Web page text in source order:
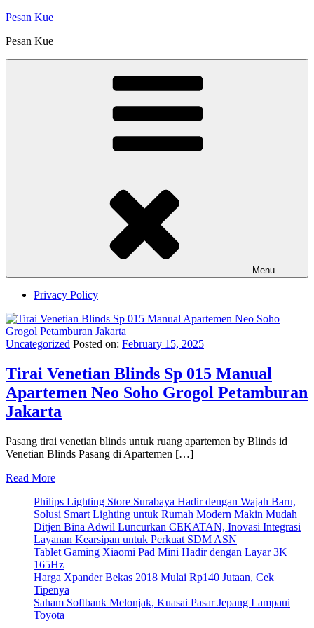
Skip
content
Pesan Kue
Pesan Kue
Menu
Privacy Policy
Uncategorized Posted on: February 15, 2025
Tirai Venetian Blinds Sp 015 Manual
Apartemen Neo Soho Grogol Petamburan
Jakarta
Pasang tirai venetian blinds untuk ruang apartemen by Blinds id
Venetian Blinds Pasang di Apartemen […]
Read More
Philips Lighting Store Surabaya Hadir dengan Wajah Baru,
Solusi Smart Lighting untuk Rumah Modern Makin Mudah
Ditjen Bina Adwil Luncurkan CEKATAN, Inovasi Integrasi
Layanan Kearsipan untuk Perkuat SDM ASN
Tablet Gaming Xiaomi Pad Mini Hadir dengan Layar 3K
165Hz
Harga Xpander Bekas 2018 Mulai Rp140 Jutaan, Cek
Tipenya
Saham Softbank Melonjak, Kuasai Pasar Jepang Lampaui
Toyota